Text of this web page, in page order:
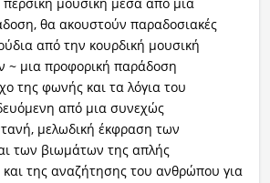
θα ακουστούν παραδοσιακές
από την κουρδική μουσική
~ μια προφορική παράδοση
της φωνής και τα λόγια του
από μια συνεχώς
μελωδική έκφραση των
των βιωμάτων της απλής
της αναζήτησης του ανθρώπου για